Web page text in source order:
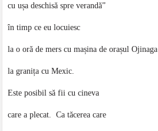
cu ușa deschisă spre verandă”
în timp ce eu locuiesc
la o oră de mers cu mașina de orașul Ojinaga
la granița cu Mexic.
Este posibil să fii cu cineva
care a plecat. Ca tăcerea care